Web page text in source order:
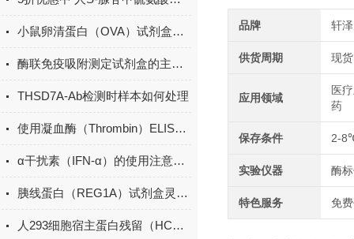
小鼠卵清蛋白（OVA）试剂盒现货
酶联免疫吸附测定试剂盒的主要组成部分
THSD7A-Ab检测时样本如何处理
使用凝血酶（Thrombin）ELISA试剂盒时，需要注意哪些关键步骤？
α干扰素（IFN-α）的使用注意事项有哪些？
胰线蛋白（REG1A）试剂盒灵敏度
人293细胞宿主蛋白残留（HCP）ELISA检测试剂盒产品升级
品牌 轩
供货周期 现货
应用领域
医
药
保存条件 2-
实验仪器 酶
特色服务 免